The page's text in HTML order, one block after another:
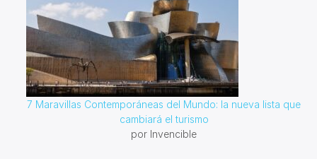
7 Maravillas Contemporáneas del Mundo: la nueva lista que
cambiará el turismo
por Invencible